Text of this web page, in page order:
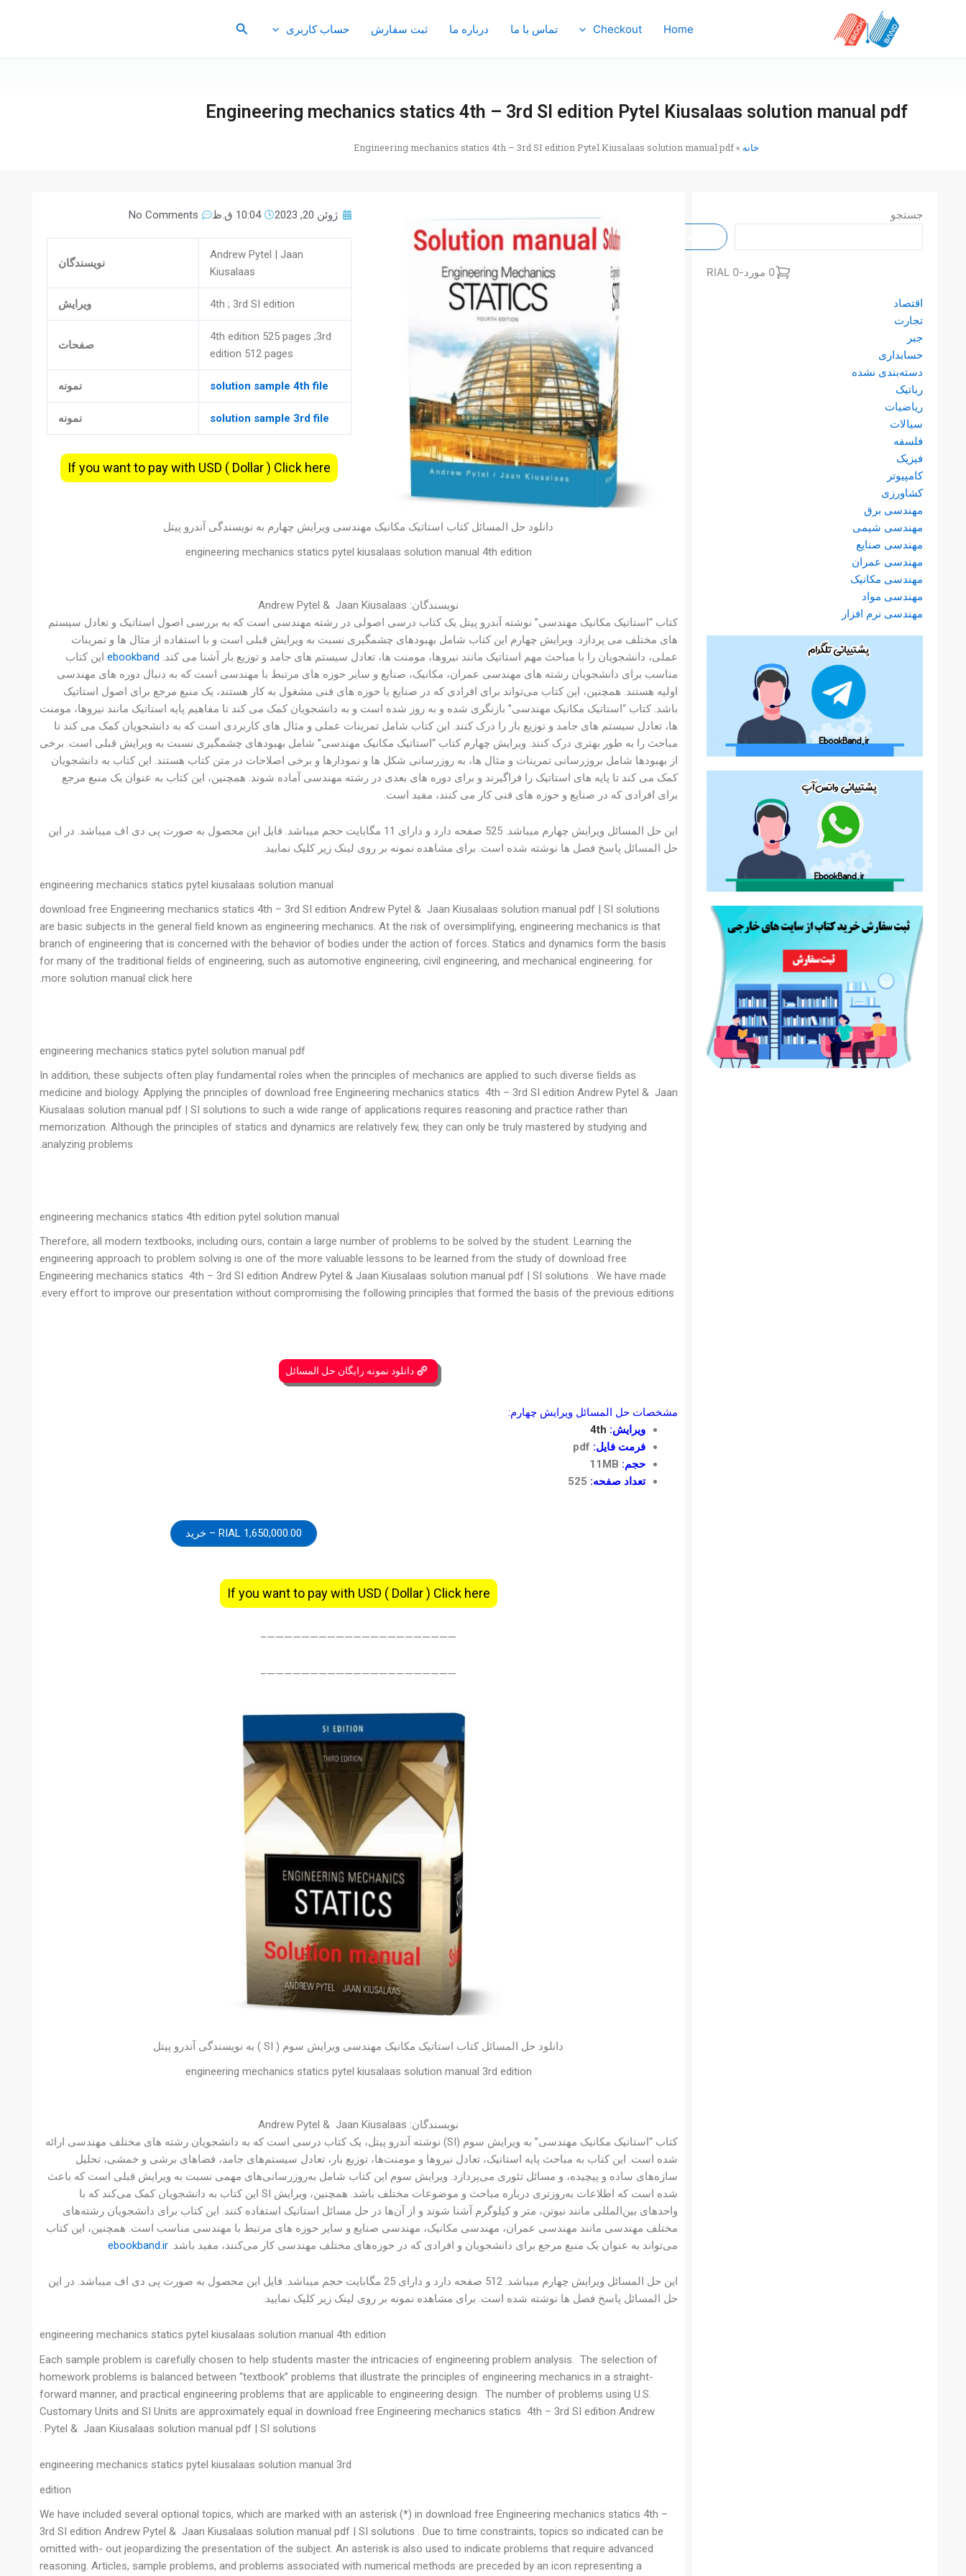
Home
Checkout تماس با ما درباره ما ثبت سفارش حساب کاربری جستجو
Engineering mechanics statics 4th – 3rd SI edition Pytel Kiusalaas solution manual pdf
خانه »
Engineering mechanics statics 4th – 3rd SI edition Pytel Kiusalaas solution manual pdf
جستجو
0 مورد -
0 RIAL
اقتصاد
تجارت
جبر
حسابداری
دسته‌بندی نشده
رباتیک
ریاضیات
سیالات
فلسفه
فیزیک
کامپیوتر
کشاورزی
مهندسی برق
مهندسی شیمی
مهندسی صنایع
مهندسی عمران
مهندسی مکانیک
مهندسی مواد
مهندسی نرم افزار
ژوئن 20, 2023 10:04 ق.ظ No Comments
Andrew Pytel | Jaan
Kiusalaas
نویسندگان
4th ; 3rd SI edition ویرایش
4th edition 525 pages ;3rd
edition 512 pages
صفحات
solution sample 4th file نمونه
solution sample 3rd file نمونه
If you want to pay with USD ( Dollar ) Click here
دانلود حل المسائل کتاب استاتیک مکانیک مهندسی ویرایش چهارم به نویسندگی آندرو پیتل
engineering mechanics statics pytel kiusalaas solution manual 4th edition
نویسندگان: Andrew Pytel & Jaan Kiusalaas
کتاب “استاتیک مکانیک مهندسی” نوشته آندرو پیتل یک کتاب درسی اصولی در رشته مهندسی است که به بررسی اصول استاتیک و تعادل سیستم
های مختلف می پردازد. ویرایش چهارم این کتاب شامل بهبودهای چشمگیری نسبت به ویرایش قبلی است و با استفاده از مثال ها و تمرینات
عملی، دانشجویان را با مباحث مهم استاتیک مانند نیروها، مومنت ها، تعادل سیستم های جامد و توزیع بار آشنا می کند. ebookbandاین کتاب
مناسب برای دانشجویان رشته های مهندسی عمران، مکانیک، صنایع و سایر حوزه های مرتبط با مهندسی است که به دنبال دوره های مهندسی
اولیه هستند. همچنین، این کتاب می‌تواند برای افرادی که در صنایع یا حوزه های فنی مشغول به کار هستند، یک منبع مرجع برای اصول استاتیک
باشد. کتاب “استاتیک مکانیک مهندسی” بازنگری شده و به روز شده است و به دانشجویان کمک می کند تا مفاهیم پایه استاتیک مانند نیروها، مومنت
ها، تعادل سیستم های جامد و توزیع بار را درک کنند. این کتاب شامل تمرینات عملی و مثال های کاربردی است که به دانشجویان کمک می کند تا
مباحث را به طور بهتری درک کنند. ویرایش چهارم کتاب “استاتیک مکانیک مهندسی” شامل بهبودهای چشمگیری نسبت به ویرایش قبلی است. برخی
از بهبودها شامل بروزرسانی تمرینات و مثال ها، به روزرسانی شکل ها و نمودارها و برخی اصلاحات در متن کتاب هستند. این کتاب به دانشجویان
کمک می کند تا پایه های استاتیک را فراگیرند و برای دوره های بعدی در رشته مهندسی آماده شوند. همچنین، این کتاب به عنوان یک منبع مرجع
برای افرادی که در صنایع و حوزه های فنی کار می کنند، مفید است.
این حل المسائل ویرایش چهارم میباشد. 525 صفحه دارد و دارای 11 مگابایت حجم میباشد. فایل این محصول به صورت پی دی اف میباشد. در این
حل المسائل پاسخ فصل ها نوشته شده است. برای مشاهده نمونه بر روی لینک زیر کلیک نمایید.
engineering mechanics statics pytel kiusalaas solution manual
download free Engineering mechanics statics 4th – 3rd SI edition Andrew Pytel & Jaan Kiusalaas solution manual pdf | SI solutions
are basic subjects in the general ﬁeld known as engineering mechanics. At the risk of oversimplifying, engineering mechanics is that
branch of engineering that is concerned with the behavior of bodies under the action of forces. Statics and dynamics form the basis
for many of the traditional ﬁelds of engineering, such as automotive engineering, civil engineering, and mechanical engineering. for
more solution manual click here.
engineering mechanics statics pytel solution manual pdf
In addition, these subjects often play fundamental roles when the principles of mechanics are applied to such diverse ﬁelds as
medicine and biology. Applying the principles of download free Engineering mechanics statics 4th – 3rd SI edition Andrew Pytel & Jaan
Kiusalaas solution manual pdf | SI solutions to such a wide range of applications requires reasoning and practice rather than
memorization. Although the principles of statics and dynamics are relatively few, they can only be truly mastered by studying and
analyzing problems.
engineering mechanics statics 4th edition pytel solution manual
Therefore, all modern textbooks, including ours, contain a large number of problems to be solved by the student. Learning the
engineering approach to problem solving is one of the more valuable lessons to be learned from the study of download free
Engineering mechanics statics 4th – 3rd SI edition Andrew Pytel & Jaan Kiusalaas solution manual pdf | SI solutions . We have made
every effort to improve our presentation without compromising the following principles that formed the basis of the previous editions.
دانلود نمونه رایگان حل المسائل
مشخصات حل المسائل ویرایش چهارم:
ویرایش: 4th
فرمت فایل:
حجم:
تعداد صفحه:
1,650,000.00 RIAL – خرید
If you want to pay with USD ( Dollar ) Click here
——————————————————————–
——————————————————————–
دانلود حل المسائل کتاب استاتیک مکانیک مهندسی ویرایش سوم ( SI ) به نویسندگی آندرو پیتل
engineering mechanics statics pytel kiusalaas solution manual 3rd edition
نویسندگان: Andrew Pytel & Jaan Kiusalaas
کتاب “استاتیک مکانیک مهندسی” به ویرایش سوم (SI) نوشته آندرو پیتل، یک کتاب درسی است که به دانشجویان رشته های مختلف مهندسی ارائه
شده است. این کتاب به مباحث پایه استاتیک، تعادل نیروها و مومنت‌ها، توزیع بار، تعادل سیستم‌های جامد، فضاهای برشی و خمشی، تحلیل
سازه‌های ساده و پیچیده، و مسائل تئوری می‌پردازد. ویرایش سوم این کتاب شامل به‌روزرسانی‌های مهمی نسبت به ویرایش قبلی است که باعث
شده است که اطلاعات به‌روزتری درباره مباحث و موضوعات مختلف باشد. همچنین، ویرایش SI این کتاب به دانشجویان کمک می‌کند که با
واحدهای بین‌المللی مانند نیوتن، متر و کیلوگرم آشنا شوند و از آن‌ها در حل مسائل استاتیک استفاده کنند. این کتاب برای دانشجویان رشته‌های
مختلف مهندسی مانند مهندسی عمران، مهندسی مکانیک، مهندسی صنایع و سایر حوزه های مرتبط با مهندسی مناسب است. همچنین، این کتاب
می‌تواند به عنوان یک منبع مرجع برای دانشجویان و افرادی که در حوزه‌های مختلف مهندسی کار می‌کنند، مفید باشد. ebookband.ir
این حل المسائل ویرایش چهارم میباشد. 512 صفحه دارد و دارای 25 مگابایت حجم میباشد. فایل این محصول به صورت پی دی اف میباشد. در این
حل المسائل پاسخ فصل ها نوشته شده است. برای مشاهده نمونه بر روی لینک زیر کلیک نمایید.
engineering mechanics statics pytel kiusalaas solution manual 4th edition
Each sample problem is carefully chosen to help students master the intricacies of engineering problem analysis. The selection of
homework problems is balanced between “textbook” problems that illustrate the principles of engineering mechanics in a straight-
forward manner, and practical engineering problems that are applicable to engineering design. The number of problems using U.S.
Customary Units and SI Units are approximately equal in download free Engineering mechanics statics 4th – 3rd SI edition Andrew
Pytel & Jaan Kiusalaas solution manual pdf | SI solutions .
engineering mechanics statics pytel kiusalaas solution manual 3rd
edition
We have included several optional topics, which are marked with an asterisk (*) in download free Engineering mechanics statics 4th –
3rd SI edition Andrew Pytel & Jaan Kiusalaas solution manual pdf | SI solutions . Due to time constraints, topics so indicated can be
omitted with- out jeopardizing the presentation of the subject. An asterisk is also used to indicate problems that require advanced
reasoning. Articles, sample problems, and problems associated with numerical methods are preceded by an icon representing a